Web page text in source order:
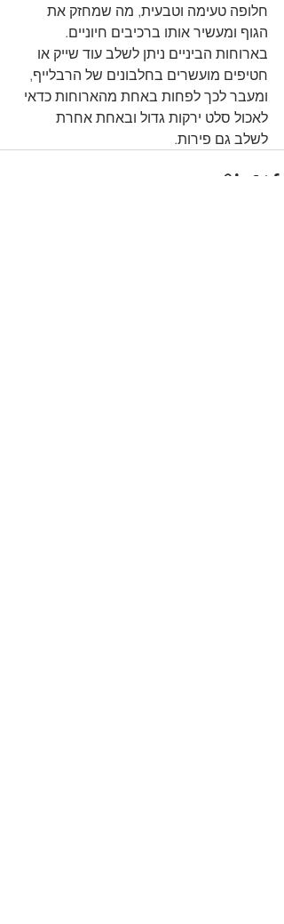
חלופה טעימה וטבעית, מה שמחזק את
הגוף ומעשיר אותו ברכיבים חיוניים.
בארוחות הביניים ניתן לשלב עוד שייק או
חטיפים מועשרים בחלבונים של הרבלייף,
ומעבר לכך לפחות באחת מהארוחות כדאי
לאכול סלט ירקות גדול ובאחת אחרת
לשלב גם פירות.